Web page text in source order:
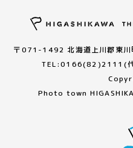
〒071-1492 北海道上川郡東
TEL:0166(82)2111(
Photo town